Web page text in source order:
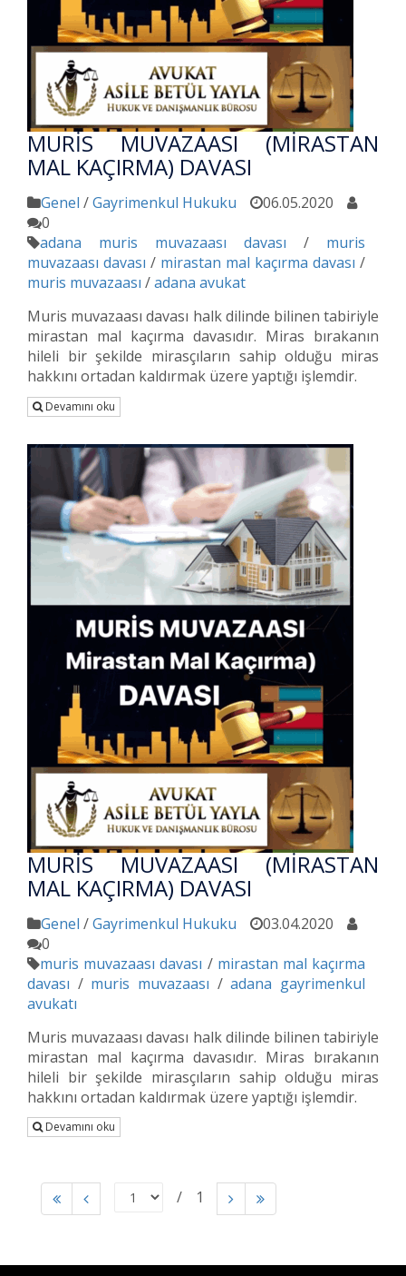
MURİS MUVAZAASI (MİRASTAN
MAL KAÇIRMA) DAVASI
Genel /Gayrimenkul Hukuku
06.05.2020
0
adana muris muvazaası davası / muris
muvazaası davası / mirastan mal kaçırma davası /
muris muvazaası /adana avukat
Muris muvazaası davası halk dilinde bilinen tabiriyle
mirastan mal kaçırma davasıdır. Miras bırakanın
hileli bir şekilde mirasçıların sahip olduğu miras
hakkını ortadan kaldırmak üzere yaptığı işlemdir.
Devamını oku
MURİS MUVAZAASI (MİRASTAN
MAL KAÇIRMA) DAVASI
Genel /Gayrimenkul Hukuku
03.04.2020
0
muris muvazaası davası / mirastan mal kaçırma
davası / muris muvazaası /adana gayrimenkul
avukatı
Muris muvazaası davası halk dilinde bilinen tabiriyle
mirastan mal kaçırma davasıdır. Miras bırakanın
hileli bir şekilde mirasçıların sahip olduğu miras
hakkını ortadan kaldırmak üzere yaptığı işlemdir.
Devamını oku
1